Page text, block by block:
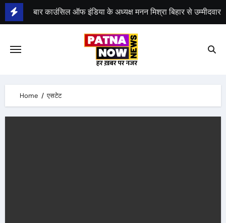
Skip
to
बार काउंसिल ऑफ इंडिया के अध्यक्ष मनन मिश्रा बिहार से उम्मीदवार
भीम सेना का भारत बंद, राजद का बंद को समर्थन
Home एसटेट